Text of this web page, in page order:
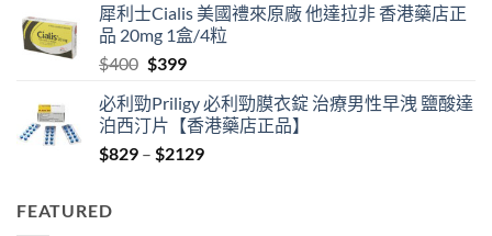
was:
$600.
is:
$480.
犀利士Cialis 美國禮來原廠 他達拉非 香港藥店正
品 20mg 1盒/4粒
$400 Original
was:
$400.
$399Current
is:
$399.
必利勁Priligy 必利勁膜衣錠 治療男性早洩 鹽酸達
泊西汀片【香港藥店正品】
$829 – $2129Price
FEATURED